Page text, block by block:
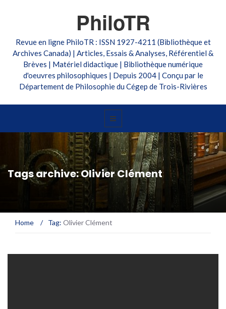
PhiloTR
Revue en ligne PhiloTR : ISSN 1927-4211 (Bibliothèque et
Archives Canada) | Articles, Essais & Analyses, Référentiel &
Brèves | Matériel didactique | Bibliothèque numérique
d'oeuvres philosophiques | Depuis 2004 | Conçu par le
Département de Philosophie du Cégep de Trois-Rivières
Tags archive: Olivier Clément
Home / Tag: Olivier Clément